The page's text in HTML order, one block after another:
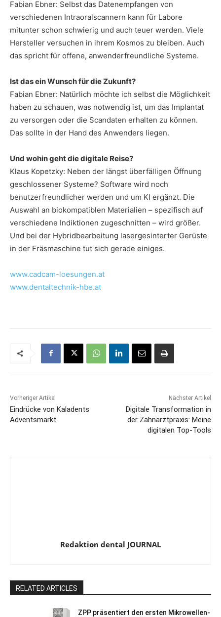
Fabian Ebner: Selbst das Datenempfangen von
verschiedenen Intraoralscannern kann für Labore
mitunter schon schwierig und auch teuer werden. Viele
Hersteller versuchen in ihrem Kosmos zu bleiben. Auch
das spricht für offene, anwenderfreundliche Systeme.
Ist das ein Wunsch für die Zukunft?
Fabian Ebner: Natürlich möchte ich selbst die Möglichkeit
haben zu schauen, was notwendig ist, um das Implantat
zu versorgen oder die Scandaten erhalten zu können.
Das sollte in der Hand des Anwenders liegen.
Und wohin geht die digitale Reise?
Klaus Kopetzky: Neben der längst überfälligen Öffnung
geschlossener Systeme? Software wird noch
benutzerfreundlicher werden und um KI ergänzt. Die
Auswahl an biokompatiblen Materialien – spezifisch auf
verschiedene Indiktionen zugeschnitten – wird größer.
Und bei der Hybridbearbeitung lasergesinterter Gerüste
in der Fräsmaschine tut sich gerade einiges.
www.cadcam-loesungen.at
www.dentaltechnik-hbe.at
Vorheriger Artikel
Eindrücke von Kaladents
Adventsmarkt
Nächster Artikel
Digitale Transformation in
der Zahnarztpraxis: Meine
digitalen Top-Tools
Redaktion dental JOURNAL
RELATED ARTICLES
ZPP präsentiert den ersten Mikrowellen-